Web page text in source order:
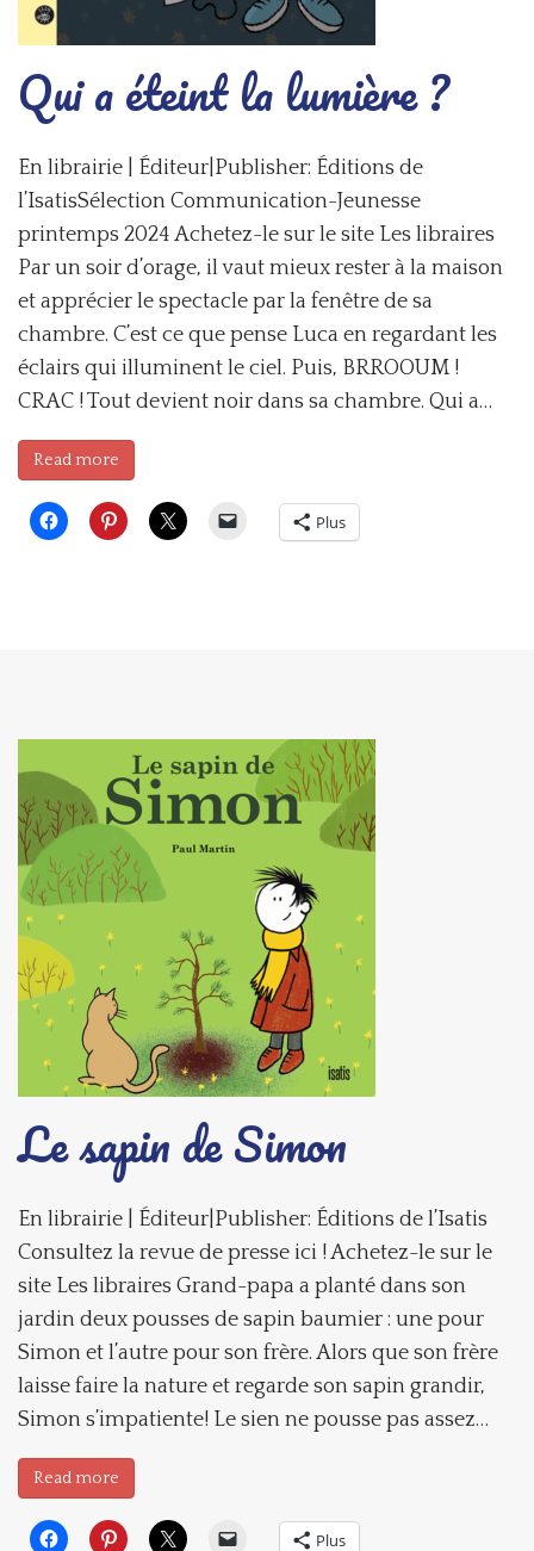
Qui a éteint la lumière ?
En librairie | Éditeur|Publisher: Éditions de
l’IsatisSélection Communication-Jeunesse
printemps 2024 Achetez-le sur le site Les libraires
Par un soir d’orage, il vaut mieux rester à la maison
et apprécier le spectacle par la fenêtre de sa
chambre. C’est ce que pense Luca en regardant les
éclairs qui illuminent le ciel. Puis, BRROOUM !
CRAC ! Tout devient noir dans sa chambre. Qui a…
Read more
Plus
Le sapin de Simon
En librairie | Éditeur|Publisher: Éditions de l’Isatis
Consultez la revue de presse ici ! Achetez-le sur le
site Les libraires Grand-papa a planté dans son
jardin deux pousses de sapin baumier : une pour
Simon et l’autre pour son frère. Alors que son frère
laisse faire la nature et regarde son sapin grandir,
Simon s’impatiente! Le sien ne pousse pas assez…
Read more
Plus